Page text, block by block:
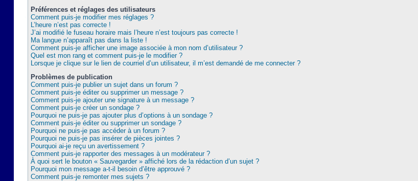
Préférences et réglages des utilisateurs
Comment puis-je modifier mes réglages ?
L’heure n’est pas correcte !
J’ai modifié le fuseau horaire mais l’heure n’est toujours pas correcte !
Ma langue n’apparaît pas dans la liste !
Comment puis-je afficher une image associée à mon nom d’utilisateur ?
Quel est mon rang et comment puis-je le modifier ?
Lorsque je clique sur le lien de courriel d’un utilisateur, il m’est demandé de me connecter ?
Problèmes de publication
Comment puis-je publier un sujet dans un forum ?
Comment puis-je éditer ou supprimer un message ?
Comment puis-je ajouter une signature à un message ?
Comment puis-je créer un sondage ?
Pourquoi ne puis-je pas ajouter plus d’options à un sondage ?
Comment puis-je éditer ou supprimer un sondage ?
Pourquoi ne puis-je pas accéder à un forum ?
Pourquoi ne puis-je pas insérer de pièces jointes ?
Pourquoi ai-je reçu un avertissement ?
Comment puis-je rapporter des messages à un modérateur ?
À quoi sert le bouton « Sauvegarder » affiché lors de la rédaction d’un sujet ?
Pourquoi mon message a-t-il besoin d’être approuvé ?
Comment puis-je remonter mes sujets ?